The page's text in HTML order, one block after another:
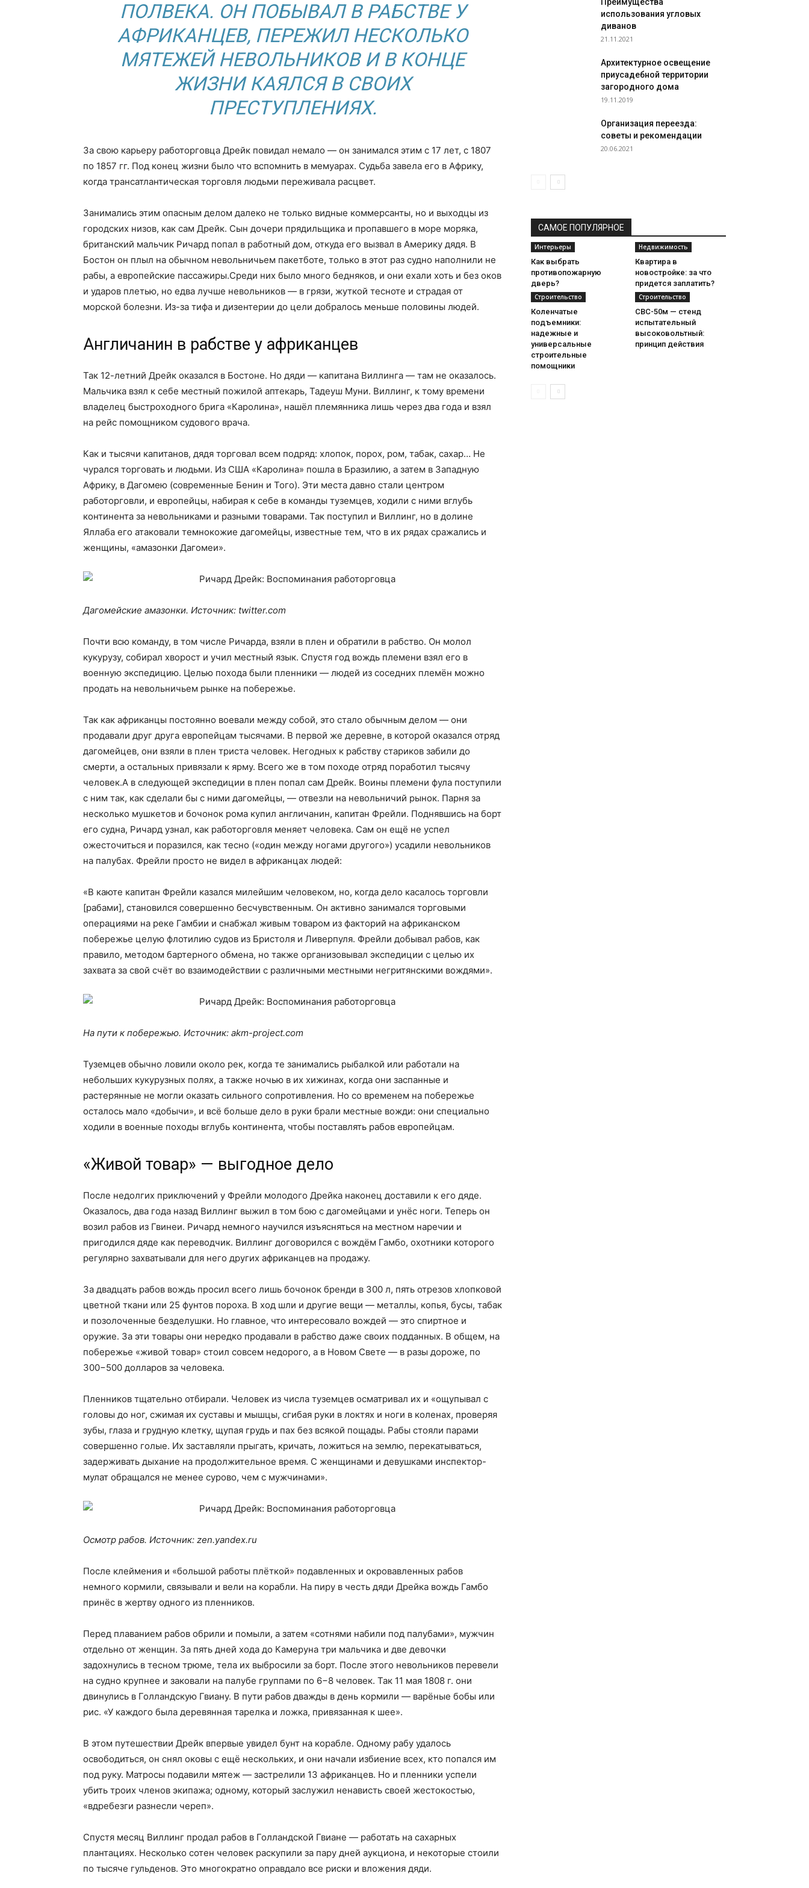
ПОЛВЕКА. ОН ПОБЫВАЛ В РАБСТВЕ У
АФРИКАНЦЕВ, ПЕРЕЖИЛ НЕСКОЛЬКО
МЯТЕЖЕЙ НЕВОЛЬНИКОВ И В КОНЦЕ
ЖИЗНИ КАЯЛСЯ В СВОИХ
ПРЕСТУПЛЕНИЯХ.
За свою карьеру работорговца Дрейк повидал немало — он занимался этим с 17 лет, с 1807
по 1857 гг. Под конец жизни было что вспомнить в мемуарах. Судьба завела его в Африку,
когда трансатлантическая торговля людьми переживала расцвет.
Занимались этим опасным делом далеко не только видные коммерсанты, но и выходцы из
городских низов, как сам Дрейк. Сын дочери прядильщика и пропавшего в море моряка,
британский мальчик Ричард попал в работный дом, откуда его вызвал в Америку дядя. В
Бостон он плыл на обычном невольничьем пакетботе, только в этот раз судно наполнили не
рабы, а европейские пассажиры.Среди них было много бедняков, и они ехали хоть и без оков
и ударов плетью, но едва лучше невольников — в грязи, жуткой тесноте и страдая от
морской болезни. Из-за тифа и дизентерии до цели добралось меньше половины людей.
Англичанин в рабстве у африканцев
Так 12-летний Дрейк оказался в Бостоне. Но дяди — капитана Виллинга — там не оказалось.
Мальчика взял к себе местный пожилой аптекарь, Тадеуш Муни. Виллинг, к тому времени
владелец быстроходного брига «Каролина», нашёл племянника лишь через два года и взял
на рейс помощником судового врача.
Как и тысячи капитанов, дядя торговал всем подряд: хлопок, порох, ром, табак, сахар… Не
чурался торговать и людьми. Из США «Каролина» пошла в Бразилию, а затем в Западную
Африку, в Дагомею (современные Бенин и Того). Эти места давно стали центром
работорговли, и европейцы, набирая к себе в команды туземцев, ходили с ними вглубь
континента за невольниками и разными товарами. Так поступил и Виллинг, но в долине
Яллаба его атаковали темнокожие дагомейцы, известные тем, что в их рядах сражались и
женщины, «амазонки Дагомеи».
Дагомейские амазонки. Источник: twitter.com
Почти всю команду, в том числе Ричарда, взяли в плен и обратили в рабство. Он молол
кукурузу, собирал хворост и учил местный язык. Спустя год вождь племени взял его в
военную экспедицию. Целью похода были пленники — людей из соседних племён можно
продать на невольничьем рынке на побережье.
Так как африканцы постоянно воевали между собой, это стало обычным делом — они
продавали друг друга европейцам тысячами. В первой же деревне, в которой оказался отряд
дагомейцев, они взяли в плен триста человек. Негодных к рабству стариков забили до
смерти, а остальных привязали к ярму. Всего же в том походе отряд поработил тысячу
человек.А в следующей экспедиции в плен попал сам Дрейк. Воины племени фула поступили
с ним так, как сделали бы с ними дагомейцы, — отвезли на невольничий рынок. Парня за
несколько мушкетов и бочонок рома купил англичанин, капитан Фрейли. Поднявшись на борт
его судна, Ричард узнал, как работорговля меняет человека. Сам он ещё не успел
ожесточиться и поразился, как тесно («один между ногами другого») усадили невольников
на палубах. Фрейли просто не видел в африканцах людей:
«В каюте капитан Фрейли казался милейшим человеком, но, когда дело касалось торговли
[рабами], становился совершенно бесчувственным. Он активно занимался торговыми
операциями на реке Гамбии и снабжал живым товаром из факторий на африканском
побережье целую флотилию судов из Бристоля и Ливерпуля. Фрейли добывал рабов, как
правило, методом бартерного обмена, но также организовывал экспедиции с целью их
захвата за свой счёт во взаимодействии с различными местными негритянскими вождями».
На пути к побережью. Источник: akm-project.com
Туземцев обычно ловили около рек, когда те занимались рыбалкой или работали на
небольших кукурузных полях, а также ночью в их хижинах, когда они заспанные и
растерянные не могли оказать сильного сопротивления. Но со временем на побережье
осталось мало «добычи», и всё больше дело в руки брали местные вожди: они специально
ходили в военные походы вглубь континента, чтобы поставлять рабов европейцам.
«Живой товар» — выгодное дело
После недолгих приключений у Фрейли молодого Дрейка наконец доставили к его дяде.
Оказалось, два года назад Виллинг выжил в том бою с дагомейцами и унёс ноги. Теперь он
возил рабов из Гвинеи. Ричард немного научился изъясняться на местном наречии и
пригодился дяде как переводчик. Виллинг договорился с вождём Гамбо, охотники которого
регулярно захватывали для него других африканцев на продажу.
За двадцать рабов вождь просил всего лишь бочонок бренди в 300 л, пять отрезов хлопковой
цветной ткани или 25 фунтов пороха. В ход шли и другие вещи — металлы, копья, бусы, табак
и позолоченные безделушки. Но главное, что интересовало вождей — это спиртное и
оружие. За эти товары они нередко продавали в рабство даже своих подданных. В общем, на
побережье «живой товар» стоил совсем недорого, а в Новом Свете — в разы дороже, по
300−500 долларов за человека.
Пленников тщательно отбирали. Человек из числа туземцев осматривал их и «ощупывал с
головы до ног, сжимая их суставы и мышцы, сгибая руки в локтях и ноги в коленах, проверяя
зубы, глаза и грудную клетку, щупая грудь и пах без всякой пощады. Рабы стояли парами
совершенно голые. Их заставляли прыгать, кричать, ложиться на землю, перекатываться,
задерживать дыхание на продолжительное время. С женщинами и девушками инспектор-
мулат обращался не менее сурово, чем с мужчинами».
Осмотр рабов. Источник: zen.yandex.ru
После клеймения и «большой работы плёткой» подавленных и окровавленных рабов
немного кормили, связывали и вели на корабли. На пиру в честь дяди Дрейка вождь Гамбо
принёс в жертву одного из пленников.
Перед плаванием рабов обрили и помыли, а затем «сотнями набили под палубами», мужчин
отдельно от женщин. За пять дней хода до Камеруна три мальчика и две девочки
задохнулись в тесном трюме, тела их выбросили за борт. После этого невольников перевели
на судно крупнее и заковали на палубе группами по 6−8 человек. Так 11 мая 1808 г. они
двинулись в Голландскую Гвиану. В пути рабов дважды в день кормили — варёные бобы или
рис. «У каждого была деревянная тарелка и ложка, привязанная к шее».
В этом путешествии Дрейк впервые увидел бунт на корабле. Одному рабу удалось
освободиться, он снял оковы с ещё нескольких, и они начали избиение всех, кто попался им
под руку. Матросы подавили мятеж — застрелили 13 африканцев. Но и пленники успели
убить троих членов экипажа; одному, который заслужил ненависть своей жестокостью,
«вдребезги разнесли череп».
Спустя месяц Виллинг продал рабов в Голландской Гвиане — работать на сахарных
плантациях. Несколько сотен человек раскупили за пару дней аукциона, и некоторые стоили
по тысяче гульденов. Это многократно оправдало все риски и вложения дяди.
использования угловых
диванов
21.11.2021
Архитектурное освещение
приусадебной территории
загородного дома
19.11.2019
Организация переезда:
советы и рекомендации
20.06.2021
САМОЕ ПОПУЛЯРНОЕ
Интерьеры
Как выбрать
противопожарную
дверь?
Недвижимость
Квартира в
новостройке: за что
придется заплатить?
Строительство
Коленчатые
подъемники:
надежные и
универсальные
строительные
помощники
Строительство
СВС-50м — стенд
испытательный
высоковольтный:
принцип действия